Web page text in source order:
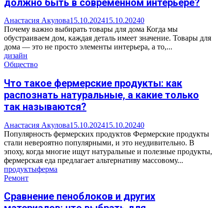
Анастасия Акулова15.10.202415.10.20240
Почему важно выбирать товары для дома Когда мы
обустраиваем дом, каждая деталь имеет значение. Товары для
дома — это не просто элементы интерьера, а то,...
дизайн
Общество
Что такое фермерские продукты: как
распознать натуральные, а какие только
так называются?
Анастасия Акулова15.10.202415.10.20240
Популярность фермерских продуктов Фермерские продукты
стали невероятно популярными, и это неудивительно. В
эпоху, когда многие ищут натуральные и полезные продукты,
фермерская еда предлагает альтернативу массовому...
продуктыферма
Ремонт
Сравнение пеноблоков и других